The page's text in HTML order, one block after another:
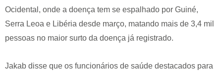
Ocidental, onde a doença tem se espalhado por Guiné,
Serra Leoa e Libéria desde março, matando mais de 3,4 mil
pessoas no maior surto da doença já registrado.
Jakab disse que os funcionários de saúde destacados para